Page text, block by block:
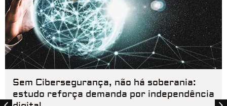
Sem Cibersegurança, não há soberania:
estudo reforça demanda por independência